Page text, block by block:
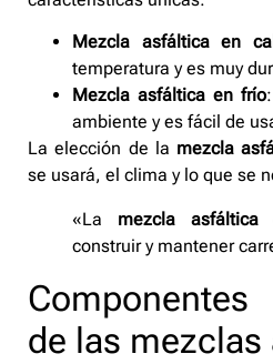
Mezcla asfáltica en
temperatura y es muy
Mezcla asfáltica en frío
ambiente y es fácil de
La elección de la mezcla
se usará, el clima y lo que se
«La mezcla asfáltica
construir y mantener
de las